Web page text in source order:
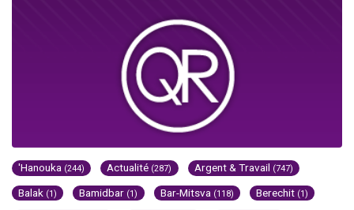
'Hanouka (244) Actualité (287) Argent & Travail (747)
Balak (1) Bamidbar (1) Bar-Mitsva (118) Berechit (1)